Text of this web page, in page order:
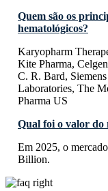
Quem são os
hematológicos?
Karyopharm
Kite Pharma,
C. R. Bard,
Laboratories, The
Pharma US
Qual foi o valor do
Em 2025, o
Billion.